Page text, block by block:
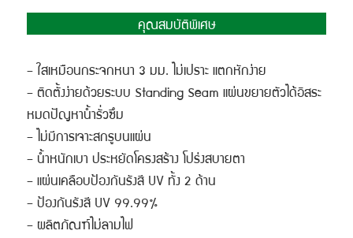
คุณสมบัติพิเศษ
– ใสเหมือนกระจกหนา 3 มม. ไม่เปราะ แตกหักง่าย
– ติดตั้งง่ายด้วยระบบ Standing Seam แผ่นขยายตัวได้อิสระ
หมดปัญหาน้ำรั่วซึม
– ไม่มีการเจาะสกรูบนแผ่น
– น้ำหนักเบา ประหยัดโครงสร้าง โปร่งสบายตา
– แผ่นเคลือบป้องกันรังสี UV ทั้ง 2 ด้าน
– ป้องกันรังสี UV 99.99%
– ผลิตภัณฑ์ไม่ลามไฟ